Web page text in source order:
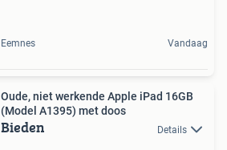
Eemnes Vandaag
Oude, niet werkende Apple iPad 16GB
(Model A1395) met doos
Bieden Details